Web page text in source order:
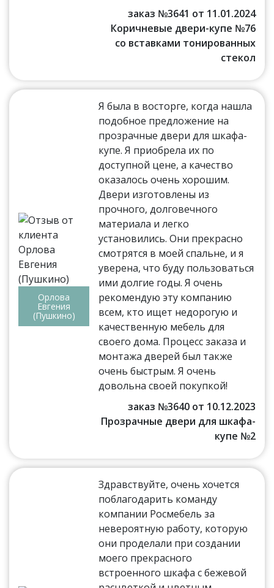
заказ №3641 от 11.01.2024
Коричневые двери-купе №76
со вставками тонированных
стекол
Орлова
Евгения
(Пушкино)
Я была в восторге, когда нашла
подобное предложение на
прозрачные двери для шкафа-
купе. Я приобрела их по
доступной цене, а качество
оказалось очень хорошим.
Двери изготовлены из
прочного, долговечного
материала и легко
установились. Они прекрасно
смотрятся в моей спальне, и я
уверена, что буду пользоваться
ими долгие годы. Я очень
рекомендую эту компанию
всем, кто ищет недорогую и
качественную мебель для
своего дома. Процесс заказа и
монтажа дверей был также
очень быстрым. Я очень
довольна своей покупкой!
заказ №3640 от 10.12.2023
Прозрачные двери для шкафа-
купе №2
Здравствуйте, очень хочется
поблагодарить команду
компании Росмебель за
невероятную работу, которую
они проделали при создании
моего прекрасного
встроенного шкафа с бежевой